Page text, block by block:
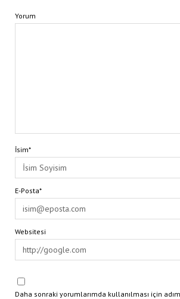
Yorum
İsim*
E-Posta*
Websitesi
Daha sonraki yorumlarımda kullanılması için